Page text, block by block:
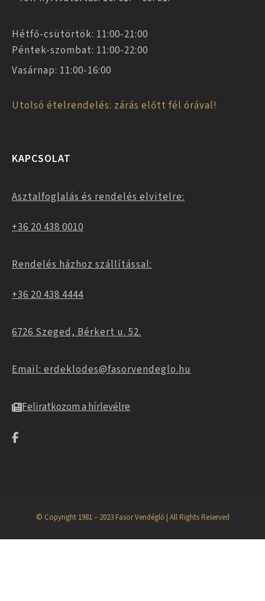
Hétfő-csütörtök: 11:00-21:00
Péntek-szombat: 11:00-22:00
Vasárnap: 11:00-16:00
Utolsó ételrendelés: zárás előtt fél órával!
KAPCSOLAT
Asztalfoglalás és rendelés elvitelre:
+36 20 438 0010
Rendelés házhoz szállítással:
+36 20 438 4444
6726 Szeged, Bérkert u. 52.
Email: erdeklodes@fasorvendeglo.hu
Feliratkozom a hírlevélre
© Copyright 1981 – 2023 Fasor Vendéglő | All Rights Reserved